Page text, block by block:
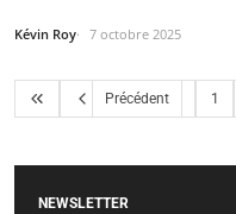
Kévin Roy 7 octobre 2025
Précédent 1
NEWSLETTER